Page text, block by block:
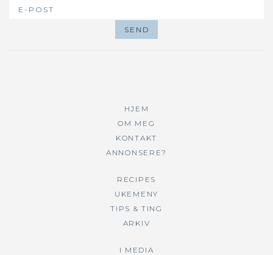
HJEM
OM MEG
KONTAKT
ANNONSERE?
RECIPES
UKEMENY
TIPS & TING
ARKIV
I MEDIA